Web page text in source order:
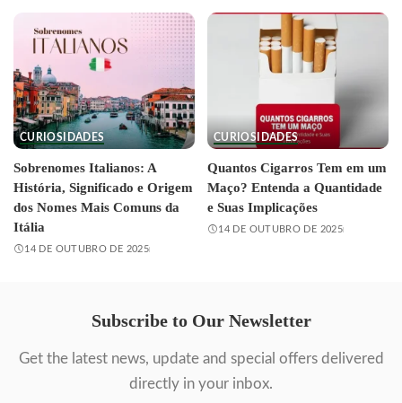
CURIOSIDADES
Sobrenomes Italianos: A
História, Significado e Origem
dos Nomes Mais Comuns da
Itália
14 DE OUTUBRO DE 2025
CURIOSIDADES
Quantos Cigarros Tem em um
Maço? Entenda a Quantidade
e Suas Implicações
14 DE OUTUBRO DE 2025
Subscribe to Our Newsletter
Get the latest news, update and special offers delivered
directly in your inbox.